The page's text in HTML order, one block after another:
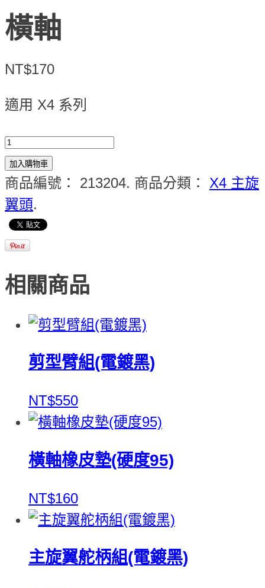
橫軸
NT$170
適用 X4 系列
加入購物車
商品編號： 213204. 商品分類： X4 主旋
翼頭.
相關商品
剪型臂組(電鍍黑)
NT$550
橫軸橡皮墊(硬度95)
NT$160
主旋翼舵柄組(電鍍黑)